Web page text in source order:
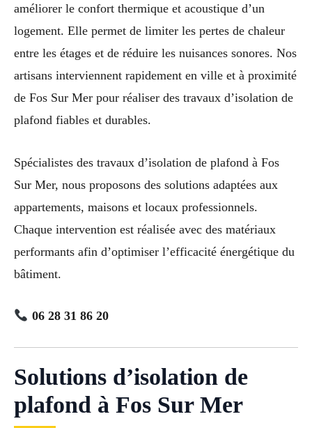
améliorer le confort thermique et acoustique d’un
logement. Elle permet de limiter les pertes de chaleur
entre les étages et de réduire les nuisances sonores. Nos
artisans interviennent rapidement en ville et à proximité
de Fos Sur Mer pour réaliser des travaux d’isolation de
plafond fiables et durables.
Spécialistes des travaux d’isolation de plafond à Fos
Sur Mer, nous proposons des solutions adaptées aux
appartements, maisons et locaux professionnels.
Chaque intervention est réalisée avec des matériaux
performants afin d’optimiser l’efficacité énergétique du
bâtiment.
06 28 31 86 20
Solutions d’isolation de
plafond à Fos Sur Mer